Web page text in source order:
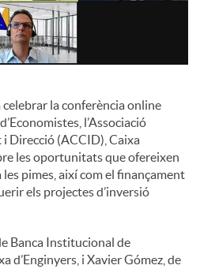
celebrar la conferència online
l’Associació
Direcció (ACCID), Caixa
les oportunitats que ofereixen
pimes, així com el finançament
els projectes d’inversió
Banca Institucional de
d’Enginyers, i Xavier Gómez, de